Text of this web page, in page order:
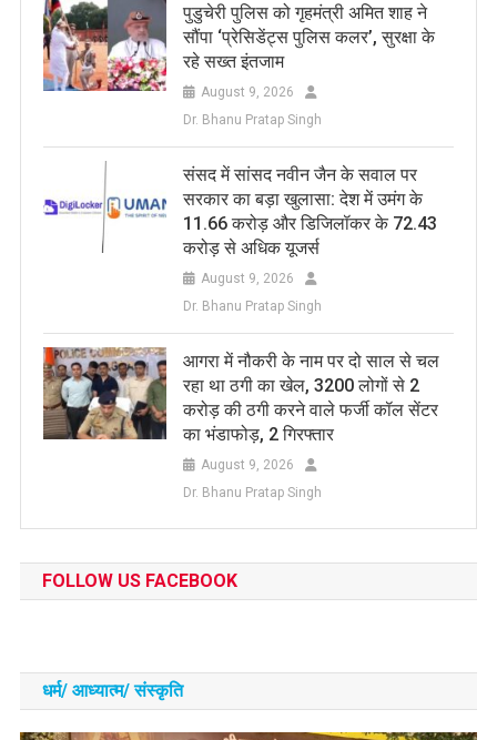
पुडुचेरी पुलिस को गृहमंत्री अमित शाह ने
सौंपा ‘प्रेसिडेंट्स पुलिस कलर’, सुरक्षा के
रहे सख्त इंतजाम
August 9, 2026
Dr. Bhanu Pratap Singh
संसद में सांसद नवीन जैन के सवाल पर
सरकार का बड़ा खुलासा: देश में उमंग के
11.66 करोड़ और डिजिलॉकर के 72.43
करोड़ से अधिक यूजर्स
August 9, 2026
Dr. Bhanu Pratap Singh
आगरा में नौकरी के नाम पर दो साल से चल
रहा था ठगी का खेल, 3200 लोगों से 2
करोड़ की ठगी करने वाले फर्जी कॉल सेंटर
का भंडाफोड़, 2 गिरफ्तार
August 9, 2026
Dr. Bhanu Pratap Singh
FOLLOW US FACEBOOK
धर्म/ आध्‍यात्‍म/ संस्‍कृति